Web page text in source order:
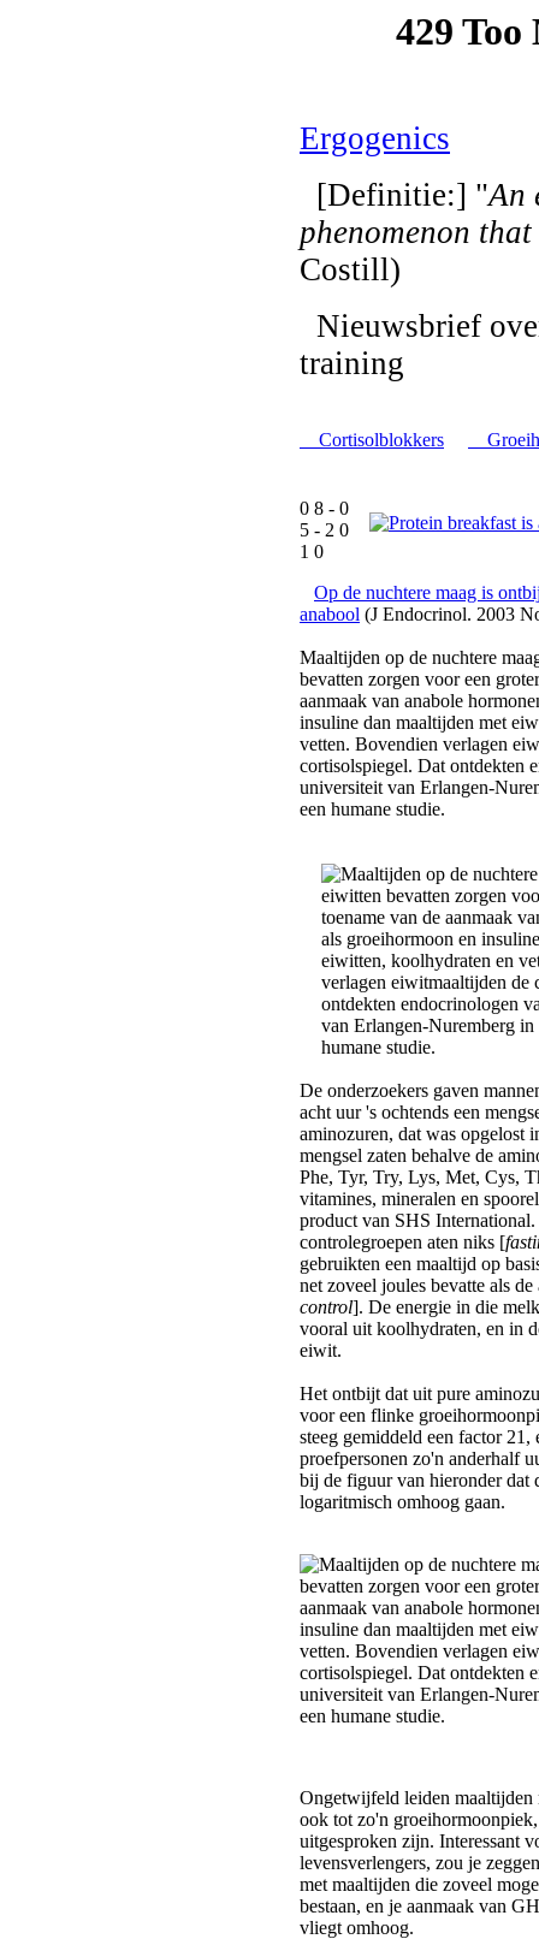
Ergogenics
[Definitie:] "An
phenomenon
Costill)
Nieuwsbrief
training
Cortisolblokkers
0 8 - 0
5 - 2 0
1 0
Op de nuchtere maag is
anabool (J Endocrinol. 2003
Maaltijden op de nuchtere
bevatten zorgen voor een
aanmaak van anabole
insuline dan maaltijden met
vetten. Bovendien verlagen
cortisolspiegel. Dat ontdekten
universiteit van Erlangen-
een humane studie.
De onderzoekers gaven
acht uur 's ochtends een
aminozuren, dat was opgelost
mengsel zaten behalve de
Phe, Tyr, Try, Lys, Met, Cys,
vitamines, mineralen en
product van SHS
controlegroepen aten niks [
gebruikten een maaltijd op
net zoveel joules bevatte als
control]. De energie in die
vooral uit koolhydraten, en in
eiwit.
Het ontbijt dat uit pure
voor een flinke
steeg gemiddeld een factor 21,
proefpersonen zo'n anderhalf
bij de figuur van hieronder dat
logaritmisch omhoog gaan.
Ongetwijfeld leiden maaltijden
ook tot zo'n
uitgesproken zijn. Interessant
levensverlengers, zou je
met maaltijden die zoveel
bestaan, en je aanmaak van
vliegt omhoog.